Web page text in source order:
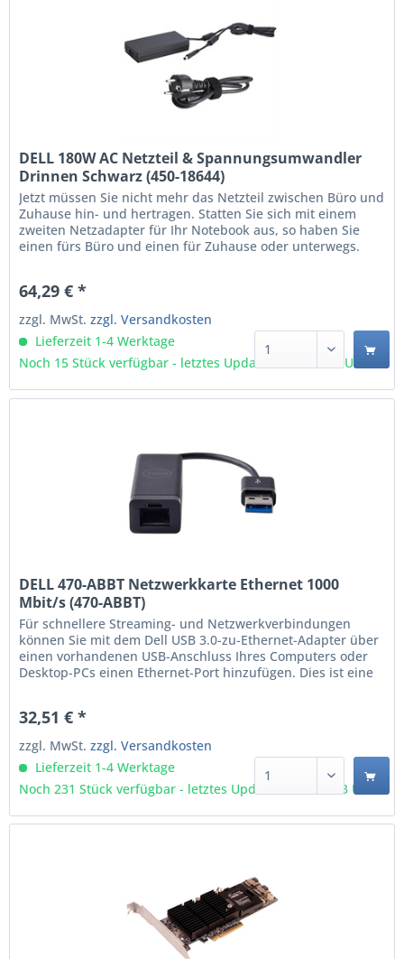
DELL 180W AC Netzteil & Spannungsumwandler
Drinnen Schwarz (450-18644)
Jetzt müssen Sie nicht mehr das Netzteil zwischen Büro und
Zuhause hin- und hertragen. Statten Sie sich mit einem
zweiten Netzadapter für Ihr Notebook aus, so haben Sie
einen fürs Büro und einen für Zuhause oder unterwegs.
ausgelegt. Über den leistungsstarken...
64,29 € *
zzgl. MwSt.zzgl. Versandkosten
Lieferzeit 1-4 Werktage
Noch 15 Stück verfügbar - letztes Update 09.08 - 3:03 Uhr
DELL 470-ABBT Netzwerkkarte Ethernet 1000
Mbit/s (470-ABBT)
Für schnellere Streaming- und Netzwerkverbindungen
können Sie mit dem Dell USB 3.0-zu-Ethernet-Adapter über
einen vorhandenen USB-Anschluss Ihres Computers oder
Desktop-PCs einen Ethernet-Port hinzufügen. Dies ist eine
können Sie eine neue Verbindung oder eine Verbindung
zu...
32,51 € *
zzgl. MwSt.zzgl. Versandkosten
Lieferzeit 1-4 Werktage
Noch 231 Stück verfügbar - letztes Update 09.08 - 3:03 Uhr